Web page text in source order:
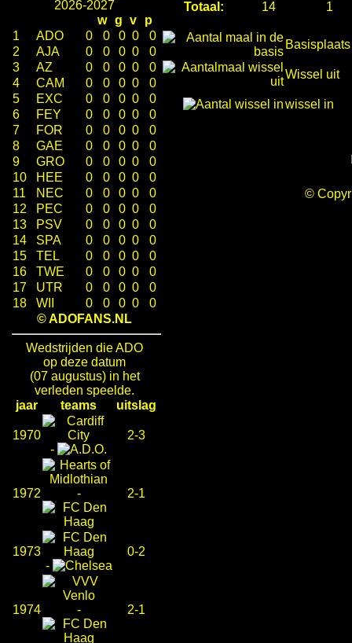
2026-2027
w g v
p
1
ADO 0 0 0 0
0
2
AJA 0 0 0 0
0
3
AZ 0 0 0 0
0
4
CAM 0 0 0 0
0
5
EXC 0 0 0 0
0
6
FEY 0 0 0 0
0
7
FOR 0 0 0 0
0
8
GAE 0 0 0 0
0
9
GRO 0 0 0 0
0
10
HEE 0 0 0 0
0
11
NEC 0 0 0 0
0
12
PEC 0 0 0 0
0
13
PSV 0 0 0 0
0
14
SPA 0 0 0 0
0
15
TEL 0 0 0 0
0
16
TWE 0 0 0 0
0
17
UTR 0 0 0 0
0
18
WII 0 0 0 0
0
© ADOFANS.NL
Wedstrijden die ADO
op deze datum
(07 augustus) in het
verleden speelde.
jaar
teams uitslag
1970
-
2-3
1972 - 2-1
1973
-
0-2
1974 - 2-1
Totaal:
14 1
Basisplaats
Wissel uit
wissel in
©